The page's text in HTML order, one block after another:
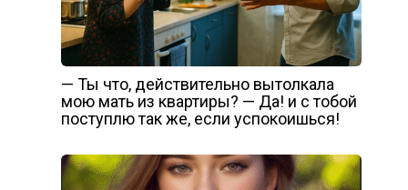
— Ты что, действительно вытолкала
мою мать из квартиры? — Да! и с тобой
поступлю так же, если успокоишься!